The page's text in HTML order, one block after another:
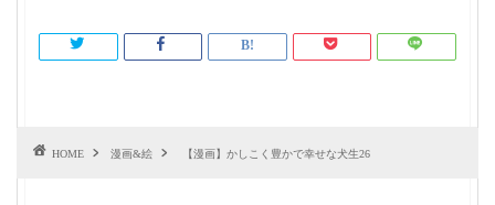
HOME 漫画&絵 【漫画】かしこく豊かで幸せな犬生26